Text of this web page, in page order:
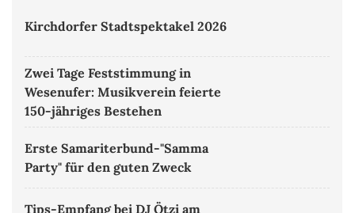
Kirchdorfer Stadtspektakel 2026
Zwei Tage Feststimmung in
Wesenufer: Musikverein feierte
150-jähriges Bestehen
Erste Samariterbund-"Samma
Party" für den guten Zweck
Tips-Empfang bei DJ Ötzi am